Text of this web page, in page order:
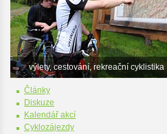
výlety, cestování, rekreační cyklistika
Články
Diskuze
Kalendář akcí
Cyklozájezdy